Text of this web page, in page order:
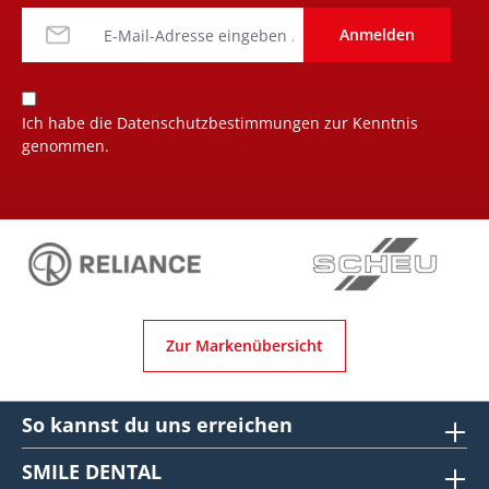
Anmelden
Ich habe die Datenschutzbestimmungen zur Kenntnis
genommen.
Zur Markenübersicht
So kannst du uns erreichen
SMILE DENTAL